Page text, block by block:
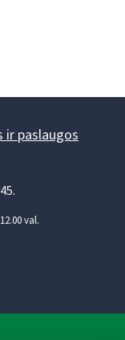
ir paslaugos
val.